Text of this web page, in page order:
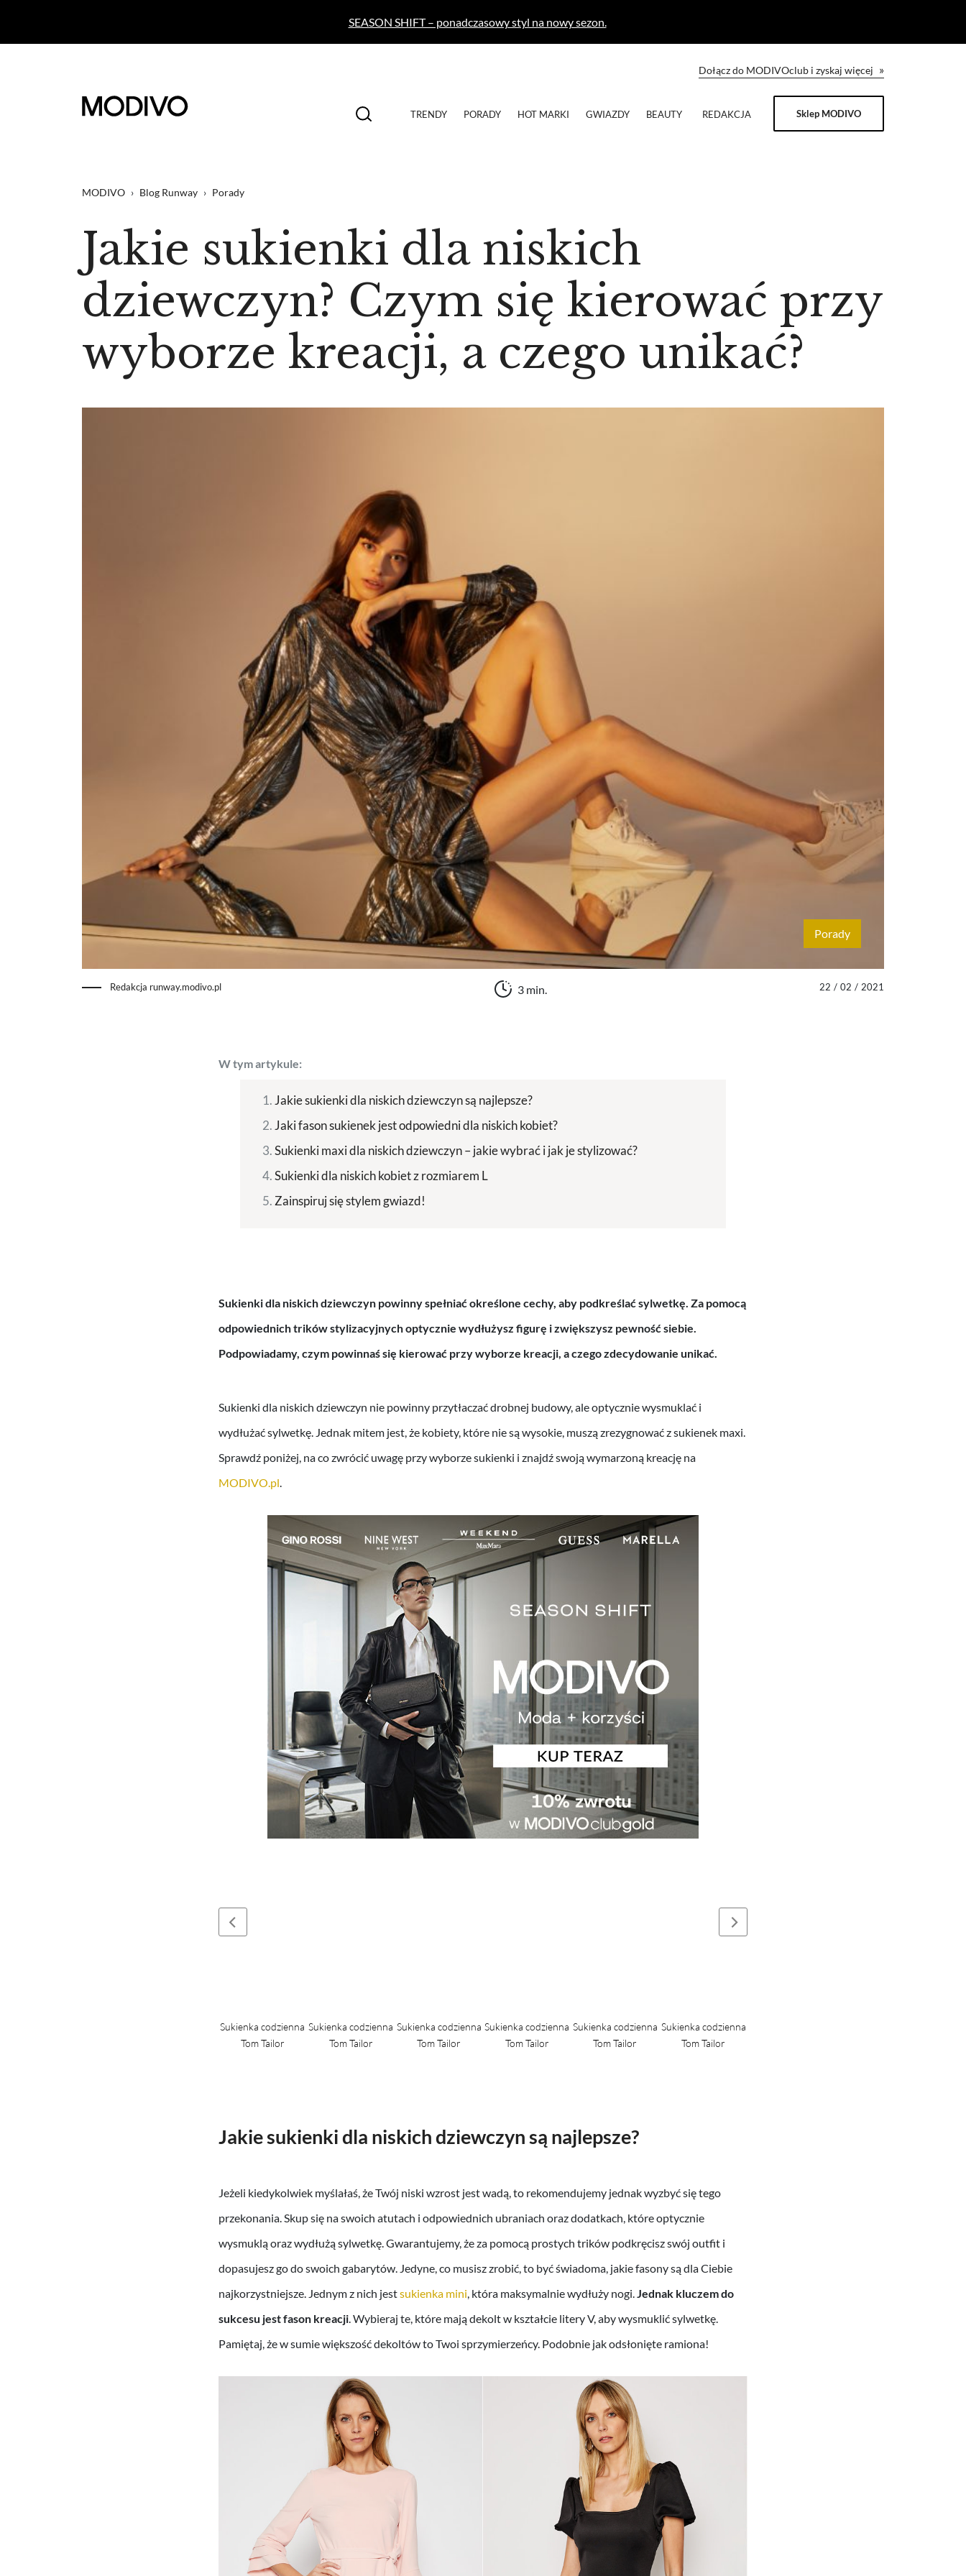
SEASON SHIFT – ponadczasowy styl na nowy sezon.
Dołącz do MODIVOclub i zyskaj więcej »
TRENDY PORADY HOT MARKI GWIAZDY BEAUTY REDAKCJA Sklep MODIVO
MODIVO › Blog Runway › Porady
Jakie sukienki dla niskich
dziewczyn? Czym się kierować przy
wyborze kreacji, a czego unikać?
Porady
Redakcja runway.modivo.pl 3 min. 22 / 02 / 2021
W tym artykule:
Jakie sukienki dla niskich dziewczyn są najlepsze?
Jaki fason sukienek jest odpowiedni dla niskich kobiet?
Sukienki maxi dla niskich dziewczyn – jakie wybrać i jak je stylizować?
Sukienki dla niskich kobiet z rozmiarem L
Zainspiruj się stylem gwiazd!
Sukienki dla niskich dziewczyn powinny spełniać określone cechy, aby podkreślać sylwetkę. Za pomocą
odpowiednich trików stylizacyjnych optycznie wydłużysz figurę i zwiększysz pewność siebie.
Podpowiadamy, czym powinnaś się kierować przy wyborze kreacji, a czego zdecydowanie unikać.
Sukienki dla niskich dziewczyn nie powinny przytłaczać drobnej budowy, ale optycznie wysmuklać i
wydłużać sylwetkę. Jednak mitem jest, że kobiety, które nie są wysokie, muszą zrezygnować z sukienek maxi.
Sprawdź poniżej, na co zwrócić uwagę przy wyborze sukienki i znajdź swoją wymarzoną kreację na
MODIVO.pl.
Sukienka codzienna
Tom Tailor
Sukienka codzienna
Tom Tailor
Sukienka codzienna
Tom Tailor
Sukienka codzienna
Tom Tailor
Sukienka codzienna
Tom Tailor
Sukienka codzienna
Tom Tailor
Jakie sukienki dla niskich dziewczyn są najlepsze?
Jeżeli kiedykolwiek myślałaś, że Twój niski wzrost jest wadą, to rekomendujemy jednak wyzbyć się tego
przekonania. Skup się na swoich atutach i odpowiednich ubraniach oraz dodatkach, które optycznie
wysmuklą oraz wydłużą sylwetkę. Gwarantujemy, że za pomocą prostych trików podkręcisz swój outfit i
dopasujesz go do swoich gabarytów. Jedyne, co musisz zrobić, to być świadoma, jakie fasony są dla Ciebie
najkorzystniejsze. Jednym z nich jestsukienka mini, która maksymalnie wydłuży nogi.Jednak kluczem do
sukcesu jest fason kreacji. Wybieraj te, które mają dekolt w kształcie litery V, aby wysmuklić sylwetkę.
Pamiętaj, że w sumie większość dekoltów to Twoi sprzymierzeńcy. Podobnie jak odsłonięte ramiona!